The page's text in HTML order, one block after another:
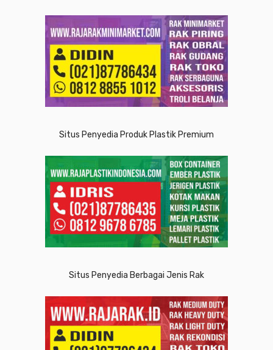
Situs Penyedia Produk Plastik Premium
Situs Penyedia Berbagai Jenis Rak